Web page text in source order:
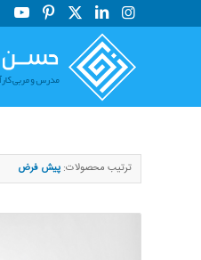
ترتیب محصولات: پیش فرض